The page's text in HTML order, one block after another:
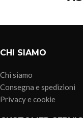
CHI SIAMO
Chi siamo
Consegna e spedizioni
Privacy e cookie